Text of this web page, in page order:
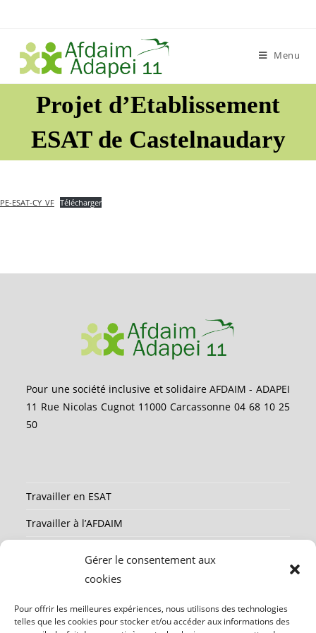
Gérer le consentement aux
cookies
Pour offrir les meilleures expériences, nous utilisons des technologies
telles que les cookies pour stocker et/ou accéder aux informations des
content
Menu
Projet d’Etablissement
ESAT de Castelnaudary
PE-ESAT-CY_VF Télécharger
Pour une société inclusive et solidaire AFDAIM - ADAPEI
11 Rue Nicolas Cugnot 11000 Carcassonne 04 68 10 25
50
Travailler en ESAT
Travailler à l’AFDAIM
Mentions légales